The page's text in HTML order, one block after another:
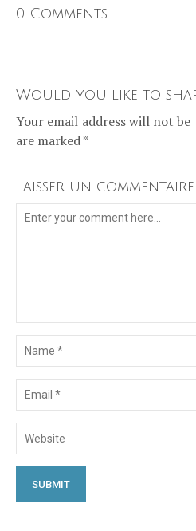
0 Comments
Would you like to
Your email address will not be
are marked *
Laisser un commentaire